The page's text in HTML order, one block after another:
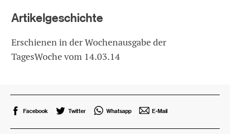
Artikelgeschichte
Erschienen in der Wochenausgabe der
TagesWoche vom 14.03.14
Facebook Twitter Whatsapp E-Mail